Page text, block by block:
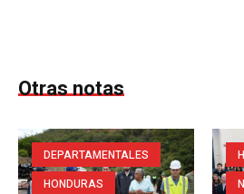
Otras notas
DEPARTAMENTALES
HONDURAS